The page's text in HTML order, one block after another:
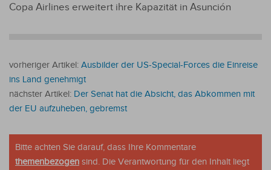
Copa Airlines erweitert ihre Kapazität in Asunción
vorheriger Artikel: Ausbilder der US-Special-Forces die Einreise
ins Land genehmigt
nächster Artikel: Der Senat hat die Absicht, das Abkommen mit
der EU aufzuheben, gebremst
Bitte achten Sie darauf, dass Ihre Kommentare
themenbezogen sind. Die Verantwortung für den Inhalt liegt